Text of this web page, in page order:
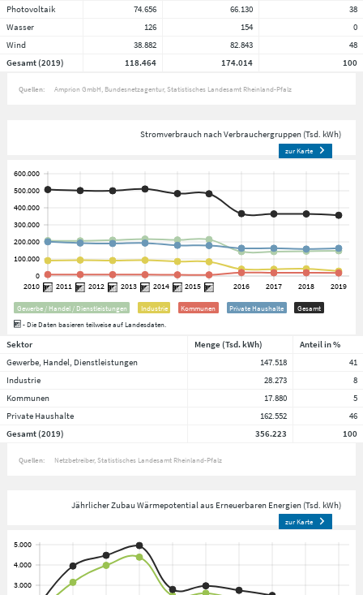
Photovoltaik
74.656 66.130
38
Wasser
126 154
0
Wind
38.882 82.843
48
Gesamt (2019)
118.464 174.014 100
Quellen: Amprion GmbH Bundesnetzagentur Statistisches Landesamt Rheinland-Pfalz
Stromverbrauch nach Verbrauchergruppen (Tsd. kWh)
zur Karte
Gewerbe / Handel / Dienstleistungen Industrie Kommunen Private Haushalte
Gesamt
- Die Daten basieren teilweise auf Landesdaten.
Sektor Menge (Tsd. kWh)
Anteil in %
Gewerbe, Handel, Dienstleistungen
147.518
41
Industrie
28.273
8
Kommunen
17.880
5
Private Haushalte
162.552
46
Gesamt (2019)
356.223 100
Quellen: Netzbetreiber Statistisches Landesamt Rheinland-Pfalz
Jährlicher Zubau Wärmepotential aus Erneuerbaren Energien (Tsd. kWh)
zur Karte